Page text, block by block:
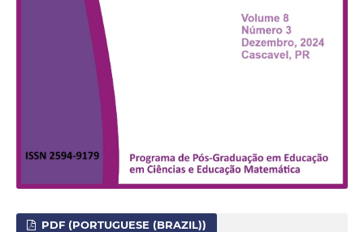
PDF (PORTUGUESE (BRAZIL))